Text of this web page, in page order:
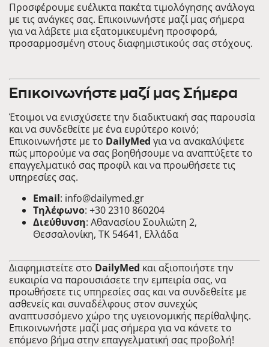
Προσφέρουμε ευέλικτα πακέτα τιμολόγησης ανάλογα
με τις ανάγκες σας. Επικοινωνήστε μαζί μας σήμερα
για να λάβετε μια εξατομικευμένη προσφορά,
προσαρμοσμένη στους διαφημιστικούς σας στόχους.
Επικοινωνήστε μαζί μας Σήμερα
Έτοιμοι να ενισχύσετε την διαδικτυακή σας παρουσία
και να συνδεθείτε με ένα ευρύτερο κοινό;
Επικοινωνήστε με το DailyMed για να ανακαλύψετε
πώς μπορούμε να σας βοηθήσουμε να αναπτύξετε το
επαγγελματικό σας προφίλ και να προωθήσετε τις
υπηρεσίες σας.
Email: info@dailymed.gr
Τηλέφωνο: +30 2310 860204
Διεύθυνση: Αθανασίου Σουλιώτη 2,
Θεσσαλονίκη, ΤΚ 54641, Ελλάδα
Διαφημιστείτε στο DailyMed και αξιοποιήστε την
ευκαιρία να παρουσιάσετε την εμπειρία σας, να
προωθήσετε τις υπηρεσίες σας και να συνδεθείτε με
ασθενείς και συναδέλφους στον συνεχώς
αναπτυσσόμενο χώρο της υγειονομικής περίθαλψης.
Επικοινωνήστε μαζί μας σήμερα για να κάνετε το
επόμενο βήμα στην επαγγελματική σας προβολή!